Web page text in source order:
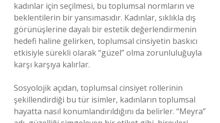
kadınlar için seçilmesi, bu toplumsal normların ve
beklentilerin bir yansımasıdır. Kadınlar, sıklıkla dış
görünüşlerine dayalı bir estetik değerlendirmenin
hedefi haline gelirken, toplumsal cinsiyetin baskıcı
etkisiyle sürekli olarak “güzel” olma zorunluluğuyla
karşı karşıya kalırlar.
Sosyolojik açıdan, toplumsal cinsiyet rollerinin
şekillendirdiği bu tür isimler, kadınların toplumsal
hayatta nasıl konumlandırıldığını da belirler. “Meyra”